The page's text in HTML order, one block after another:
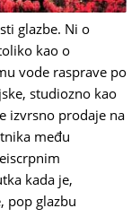
glazbe. Ni o
kao o
vode rasprave po
studiozno kao
izvrsno prodaje na
među
kada je,
pop glazbu